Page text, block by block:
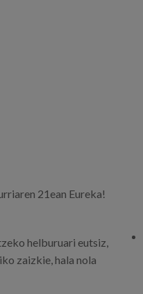
21ean Eureka!
helburuari eutsiz,
zaizkie, hala nola